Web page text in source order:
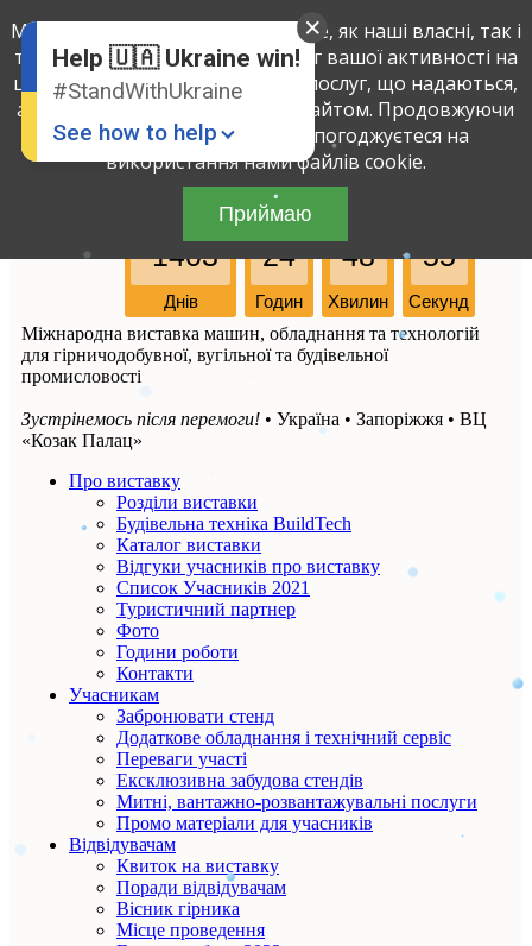
Ukrainian
-1403
Днів
24
Годин
48
Хвилин
55
Секунд
Міжнародна виставка машин, обладнання та технологій
для гірничодобувної, вугільної та будівельної
промисловості
Зустрінемось після перемоги! • Україна • Запоріжжя • ВЦ
«Козак Палац»
Про виставку
Розділи виставки
Будівельна техніка BuildTech
Каталог виставки
Відгуки учасників про виставку
Список Учасників 2021
Туристичний партнер
Фото
Години роботи
Контакти
Учасникам
Забронювати стенд
Додаткове обладнання і технічний сервіс
Переваги участі
Ексклюзивна забудова стендів
Митні, вантажно-розвантажувальні послуги
Промо матеріали для учасників
Відвідувачам
Квиток на виставку
Поради відвідувачам
Вісник гірника
Місце проведення
Help 🇺🇦 Ukraine win!
#StandWithUkraine
See how to help
Donate
💸
Support Ukraine
❤
Share this widget
Ми використовуємо файли cookie, як наші власні, так і
третіх осіб, щоб визначити обсяг вашої активності на
цьому сайті і поліпшити якість послуг, що надаються,
аналізуючи вашу взаємодію з сайтом. Продовжуючи
використовувати сайт, ви погоджуєтеся на
використання нами файлів cookie.
Приймаю